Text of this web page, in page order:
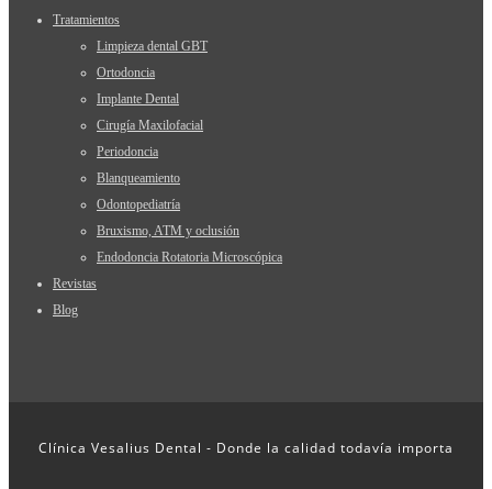
Tratamientos
Limpieza dental GBT
Ortodoncia
Implante Dental
Cirugía Maxilofacial
Periodoncia
Blanqueamiento
Odontopediatría
Bruxismo, ATM y oclusión
Endodoncia Rotatoria Microscópica
Revistas
Blog
Clínica Vesalius Dental - Donde la calidad todavía importa